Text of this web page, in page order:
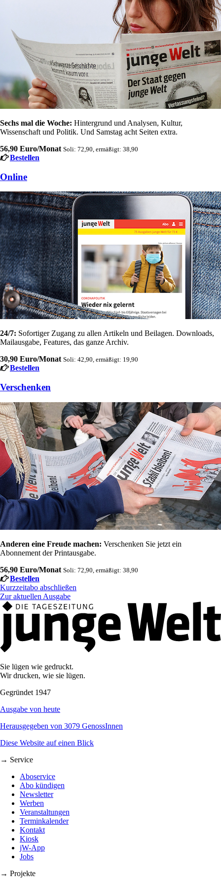
Sechs mal die Woche: Hintergrund und Analysen, Kultur,
Wissenschaft und Politik. Und Samstag acht Seiten extra.
56,90 Euro/Monat Soli: 72,90, ermäßigt: 38,90
Bestellen
Online
24/7: Sofortiger Zugang zu allen Artikeln und Beilagen. Downloads,
Mailausgabe, Features, das ganze Archiv.
30,90 Euro/Monat Soli: 42,90, ermäßigt: 19,90
Bestellen
Verschenken
Anderen eine Freude machen: Verschenken Sie jetzt ein
Abonnement der Printausgabe.
56,90 Euro/Monat Soli: 72,90, ermäßigt: 38,90
Bestellen
Kurzzeitabo abschließen
Zur aktuellen Ausgabe
Sie lügen wie gedruckt.
Wir drucken, wie sie lügen.
Gegründet 1947
Ausgabe von heute
Herausgegeben von 3079 GenossInnen
Diese Website auf einen Blick
→ Service
Aboservice
Abo kündigen
Newsletter
Werben
Veranstaltungen
Terminkalender
Kontakt
Kiosk
jW-App
Jobs
→ Projekte